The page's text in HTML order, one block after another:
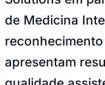
Fórmula 1
UFC
Tênis (ATP)
MLB
NHL
Atletismo
Vôlei
NBB
apresentam
qualidade
clínico e